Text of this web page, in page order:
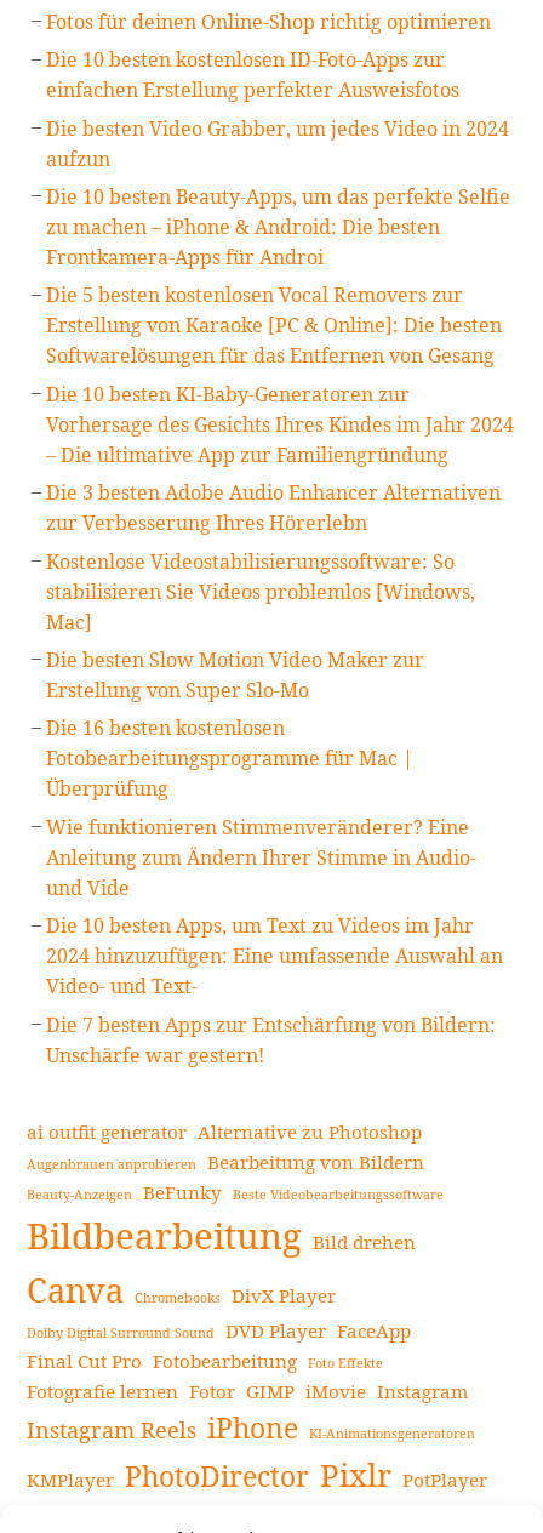
Fotos für deinen Online-Shop richtig optimieren
Die 10 besten kostenlosen ID-Foto-Apps zur
einfachen Erstellung perfekter Ausweisfotos
Die besten Video Grabber, um jedes Video in 2024
aufzun
Die 10 besten Beauty-Apps, um das perfekte Selfie
zu machen – iPhone & Android: Die besten
Frontkamera-Apps für Androi
Die 5 besten kostenlosen Vocal Removers zur
Erstellung von Karaoke [PC & Online]: Die besten
Softwarelösungen für das Entfernen von Gesang
Die 10 besten KI-Baby-Generatoren zur
Vorhersage des Gesichts Ihres Kindes im Jahr 2024
– Die ultimative App zur Familiengründung
Die 3 besten Adobe Audio Enhancer Alternativen
zur Verbesserung Ihres Hörerlebn
Kostenlose Videostabilisierungssoftware: So
stabilisieren Sie Videos problemlos [Windows,
Mac]
Die besten Slow Motion Video Maker zur
Erstellung von Super Slo-Mo
Die 16 besten kostenlosen
Fotobearbeitungsprogramme für Mac |
Überprüfung
Wie funktionieren Stimmenveränderer? Eine
Anleitung zum Ändern Ihrer Stimme in Audio-
und Vide
Die 10 besten Apps, um Text zu Videos im Jahr
2024 hinzuzufügen: Eine umfassende Auswahl an
Video- und Text-
Die 7 besten Apps zur Entschärfung von Bildern:
Unschärfe war gestern!
ai outfit generator Alternative zu Photoshop
Augenbrauen anprobieren Bearbeitung von Bildern
Beauty-Anzeigen BeFunky Beste Videobearbeitungssoftware
Bildbearbeitung Bild drehen
Canva Chromebooks DivX Player
Dolby Digital Surround Sound DVD Player FaceApp
Final Cut Pro Fotobearbeitung Foto Effekte
Fotografie lernen Fotor GIMP iMovie Instagram
Instagram Reels iPhone KI-Animationsgeneratoren
KMPlayer PhotoDirector Pixlr PotPlayer